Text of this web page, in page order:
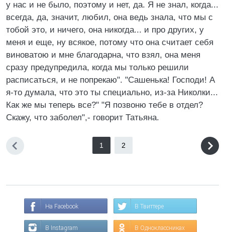
у нас и не было, поэтому и нет, да. Я не знал, когда...
всегда, да, значит, любил, она ведь знала, что мы с
тобой это, и ничего, она никогда... и про других, у
меня и еще, ну всякое, потому что она считает себя
виноватою и мне благодарна, что взял, она меня
сразу предупредила, когда мы только решили
расписаться, и не попрекаю". "Сашенька! Господи! А
я-то думала, что это ты специально, из-за Николки...
Как же мы теперь все?" "Я позвоню тебе в отдел?
Скажу, что заболел",- говорит Татьяна.
1 2
На Facebook В Твиттере
В Instagram В Одноклассниках